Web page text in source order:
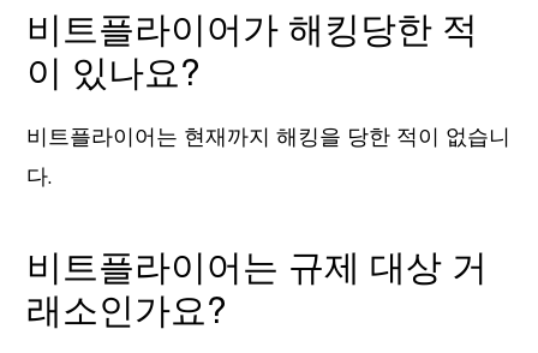
비트플라이어가 해킹당한 적
이 있나요?
비트플라이어는 현재까지 해킹을 당한 적이 없습니
다.
비트플라이어는 규제 대상 거
래소인가요?